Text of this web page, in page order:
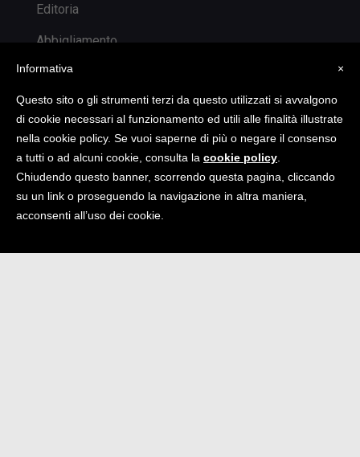
Editoria
Abbigliamento
Accessori
COSTUMER AND SERVICE
Termini e condizioni
Trattamento dati personali
×
Informativa
Questo sito o gli strumenti terzi da questo utilizzati si avvalgono
di cookie necessari al funzionamento ed utili alle finalità illustrate
nella cookie policy. Se vuoi saperne di più o negare il consenso
a tutti o ad alcuni cookie, consulta la cookie policy
Chiudendo questo banner, scorrendo questa pagina, cliccando
su un link o proseguendo la navigazione in altra maniera,
acconsenti all’uso dei cookie.